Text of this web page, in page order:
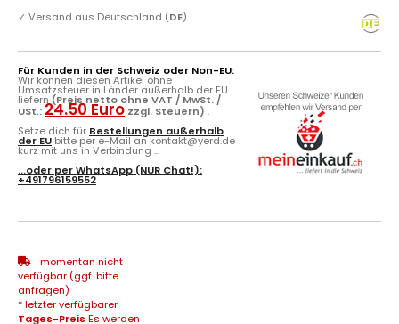
✓ Versand aus Deutschland (DE)
Für Kunden in der Schweiz oder Non-EU:
Wir können diesen Artikel ohne
Umsatzsteuer in Länder außerhalb der EU
liefern (Preis netto ohne VAT / MwSt. /
USt.: 24.50 Euro zzgl. Steuern) .
Setze dich für Bestellungen außerhalb
der EU bitte per e-Mail an kontakt@yerd.de
kurz mit uns in Verbindung ...
...oder perWhatsApp (NUR Chat!):
+491796159552
momentan nicht
verfügbar (ggf. bitte
anfragen)
* letzter verfügbarer
Tages-Preis Es werden